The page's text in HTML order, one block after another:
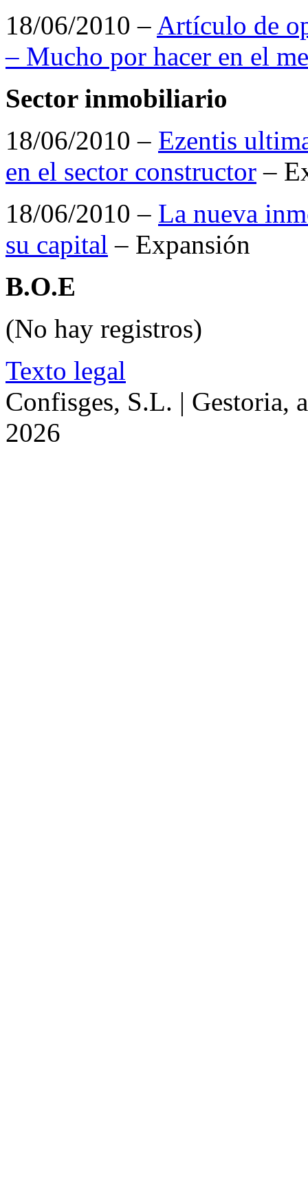
18/06/2010 – Artículo de
– Mucho por hacer en el
Sector inmobiliario
18/06/2010 – Ezentis
en el sector constructor –
18/06/2010 – La nueva
su capital – Expansión
B.O.E
(No hay registros)
Texto legal
Confisges, S.L. | Gestoria,
2026